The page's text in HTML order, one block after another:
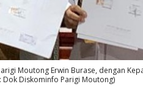
Moutong Erwin Burase, dengan
Dok Diskominfo Parigi Moutong)